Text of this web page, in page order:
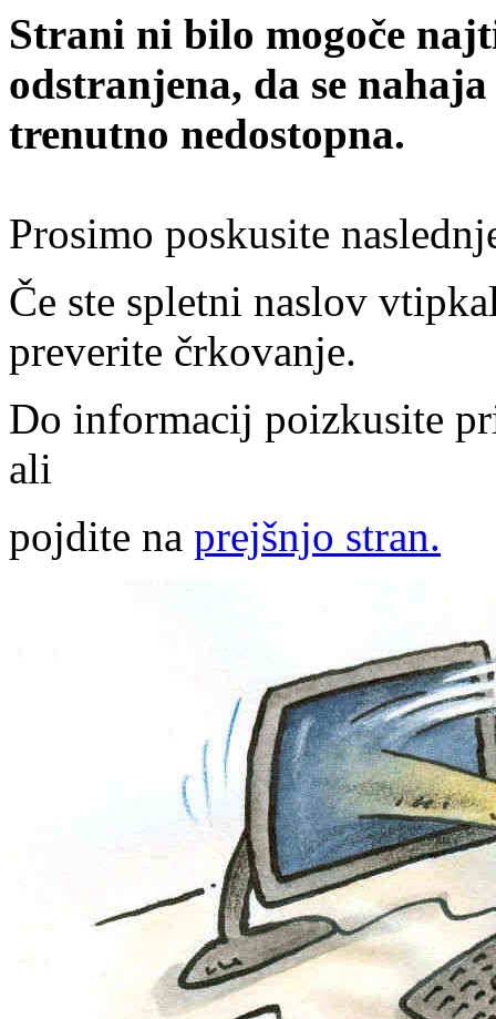
Strani ni bilo mogoče
odstranjena, da se
trenutno nedostopna.
Prosimo poskusite
Če ste spletni naslov
preverite črkovanje.
Do informacij poizkusite
ali
pojdite na prejšnjo stran.